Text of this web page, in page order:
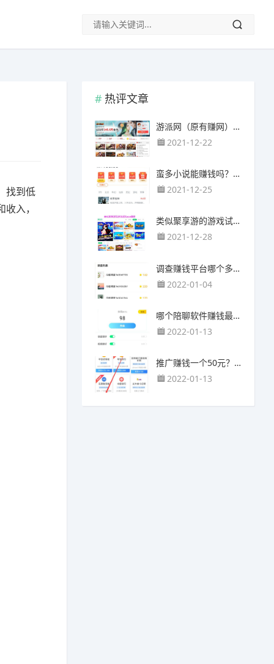
找到低
入，
热评文章
游派网（原有赚网），主要以试玩游戏赚钱为主
2021-12-22
蛮多小说能赚钱吗？送的100元能提现靠谱吗？
2021-12-25
类似聚享游的游戏试玩app（平台）推荐
2021-12-28
调查赚钱平台哪个多？哪个调查网站正规靠谱？
2022-01-04
哪个陪聊软件赚钱最快？目前陪人聊天可以挣钱的app推荐
2022-01-13
推广赚钱一个50元？我这个一个最高可以赚500元
2022-01-13